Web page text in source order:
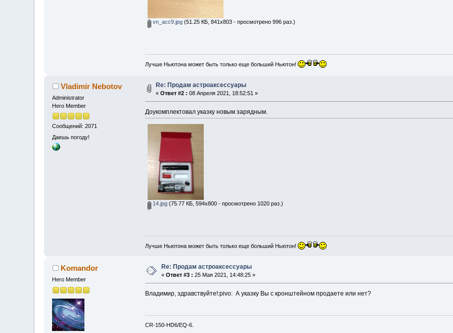
vn_acc9.jpg (51.25 КБ, 841x803 - просмотрено 996 раз.)
Лучше Ньютона может быть только еще больший Ньютон!
Vladimir Nebotov
Administrator
Hero Member
Сообщений: 2071
Даешь погоду!
Re: Продам астроаксессуары
«Ответ #2 : 08 Апреля 2021, 18:52:51 »
Доукомплектовал указку новым зарядным.
14.jpg (75.77 КБ, 594x800 - просмотрено 1020 раз.)
Лучше Ньютона может быть только еще больший Ньютон!
Komandor
Hero Member
Re: Продам астроаксессуары
«Ответ #3 : 25 Мая 2021, 14:48:25 »
Владимир, здравствуйте!:pivo: А указку Вы с кронштейном продаете или нет?
CR-150-HD6/EQ-6.